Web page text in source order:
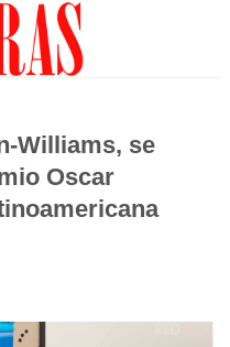
Williams, se
Oscar